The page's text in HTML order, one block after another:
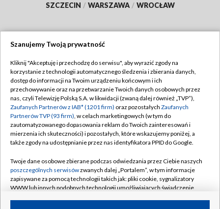
SZCZECIN / WARSZAWA / WROCŁAW
TVP
Abonament TVP
Emisja w TVP
Centrum informacji TVP
Naziemna Telewizja Cyfrowa
Rada Programowa
System NOS
Informacje o nadawcy
Regulamin TVP
Polityka prywatności
Moje zgody
Pomoc
Kontakt
Kanały
Szanujemy Twoją prywatność
Kliknij "Akceptuję i przechodzę do serwisu", aby wyrazić zgody na
korzystanie z technologii automatycznego śledzenia i zbierania danych,
dostęp do informacji na Twoim urządzeniu końcowym i ich
przechowywanie oraz na przetwarzanie Twoich danych osobowych przez
nas, czyli Telewizję Polską S.A. w likwidacji (zwaną dalej również „TVP”),
Zaufanych Partnerów z IAB* (1201 firm) oraz pozostałych Zaufanych
Partnerów TVP (93 firm), w celach marketingowych (w tym do
zautomatyzowanego dopasowania reklam do Twoich zainteresowań i
mierzenia ich skuteczności) i pozostałych, które wskazujemy poniżej, a
także zgody na udostępnianie przez nas identyfikatora PPID do Google.
Twoje dane osobowe zbierane podczas odwiedzania przez Ciebie naszych
poszczególnych serwisówzwanych dalej „Portalem”, w tym informacje
zapisywane za pomocą technologii takich jak: pliki cookie, sygnalizatory
WWW lub innych podobnych technologii umożliwiających świadczenie